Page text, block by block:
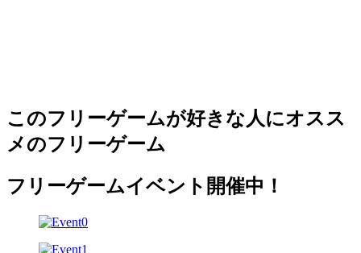
このフリーゲームが好きな人にオスス
メのフリーゲーム
フリーゲームイベント開催中！